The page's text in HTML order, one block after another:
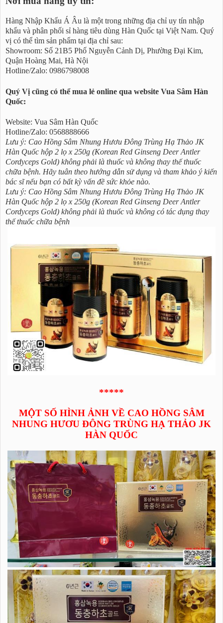
Hàng Nhập Khẩu Á Âu là một trong những địa chỉ uy tín nhập
khẩu và phân phối sỉ hàng tiêu dùng Hàn Quốc tại Việt Nam. Quý
vị có thể tìm sản phẩm tại địa chỉ sau:
Showroom: Số 21B5 Phố Nguyễn Cảnh Dị, Phường Đại Kim,
Quận Hoàng Mai, Hà Nội
Hotline/Zalo: 0986798008
Quý Vị cũng có thể mua lẻ online qua website Vua Sâm Hàn
Quốc:
Website: Vua Sâm Hàn Quốc
Hotline/Zalo: 0568888666
Lưu ý: Cao Hồng Sâm Nhung Hươu Đông Trùng Hạ Thảo JK
Hàn Quốc hộp 2 lọ x 250g (Korean Red Ginseng Deer Antler
Cordyceps Gold) không phải là thuốc và không thay thế thuốc
chữa bệnh. Hãy tuân theo hướng dẫn sử dụng và tham khảo ý kiến
bác sĩ nếu bạn có bất kỳ vấn đề sức khỏe nào.
Lưu ý: Cao Hồng Sâm Nhung Hươu Đông Trùng Hạ Thảo JK
Hàn Quốc hộp 2 lọ x 250g (Korean Red Ginseng Deer Antler
Cordyceps Gold) không phải là thuốc và không có tác dụng thay
thế thuốc chữa bệnh
*****
MỘT SỐ HÌNH ẢNH VỀ CAO HỒNG SÂM
NHUNG HƯƠU ĐÔNG TRÙNG HẠ THẢO JK
HÀN QUỐC